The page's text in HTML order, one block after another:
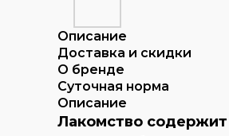
Описание
Доставка и скидки
О бренде
Суточная норма
Описание
Лакомство